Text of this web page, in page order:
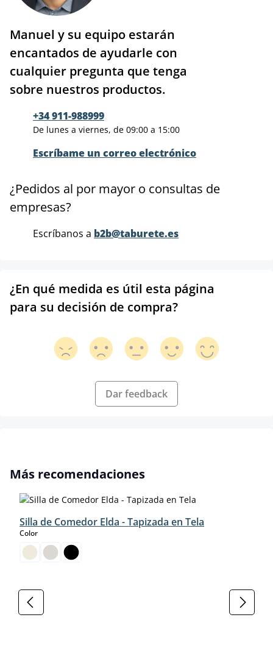
Manuel y su equipo estarán
encantados de ayudarle con
cualquier pregunta que tenga
sobre nuestros productos.
+34 911-988999
De lunes a viernes, de 09:00 a 15:00
Escríbame un correo electrónico
¿Pedidos al por mayor o consultas de
empresas?
Escríbanos a b2b@taburete.es
¿En qué medida es útil esta página
para su decisión de compra?
Dar feedback
Omitir la galería de productos
Más recomendaciones
Silla de Comedor Elda - Tapizada en Tela
Colorselect